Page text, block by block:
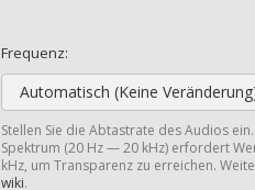
Frequenz:
Automatisch (Keine
Stellen Sie die Abtastrate des Audios
Spektrum (20 Hz — 20 kHz) erfordert
kHz, um Transparenz zu erreichen.
wiki.